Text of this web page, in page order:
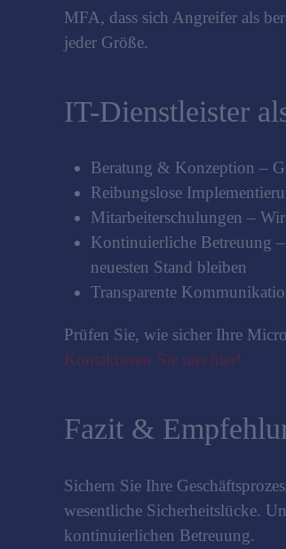
MFA, dass sich Angreifer als
jeder Größe.
IT-Dienstleister
Beratung & Konzeption –
Reibungslose
Mitarbeiterschulungen –
Kontinuierliche Betreuung
neuesten Stand bleiben
Transparente
Prüfen Sie, wie sicher Ihre
Kontaktieren Sie uns hier!
Fazit &
Sichern Sie Ihre
wesentliche Sicherheitslücke.
kontinuierlichen Betreuung.